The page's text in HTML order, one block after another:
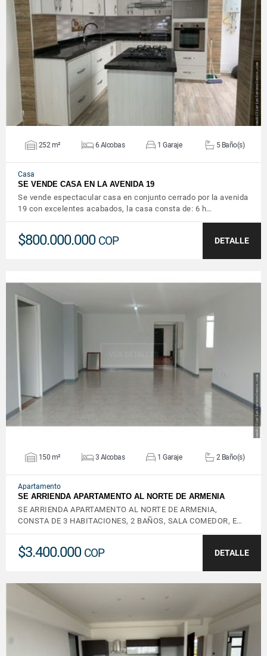
VER DETALLES
252 m² 6 Alcobas 1 Garaje 5 Baño(s)
Casa
SE VENDE CASA EN LA AVENIDA 19
Se vende espectacular casa en conjunto cerrado por la avenida
19 con excelentes acabados, la casa consta de: 6 h…
$800.000.000 COP DETALLE
VER DETALLES
150 m² 3 Alcobas 1 Garaje 2 Baño(s)
Apartamento
SE ARRIENDA APARTAMENTO AL NORTE DE ARMENIA
SE ARRIENDA APARTAMENTO AL NORTE DE ARMENIA,
CONSTA DE 3 HABITACIONES, 2 BAÑOS, SALA COMEDOR, E…
$3.400.000 COP DETALLE